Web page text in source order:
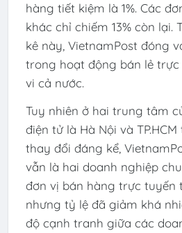
hàng tiết kiệm là 1%. Các
khác chỉ chiếm 13% còn lại.
kê này, VietnamPost đóng
trong hoạt động bán lẻ
vi cả nước.
Tuy nhiên ở hai trung tâm
điện tử là Hà Nội và
thay đổi đáng kể,
vẫn là hai doanh nghiệp
đơn vị bán hàng trực tuyến
nhưng tỷ lệ đã giảm khá
độ cạnh tranh giữa các